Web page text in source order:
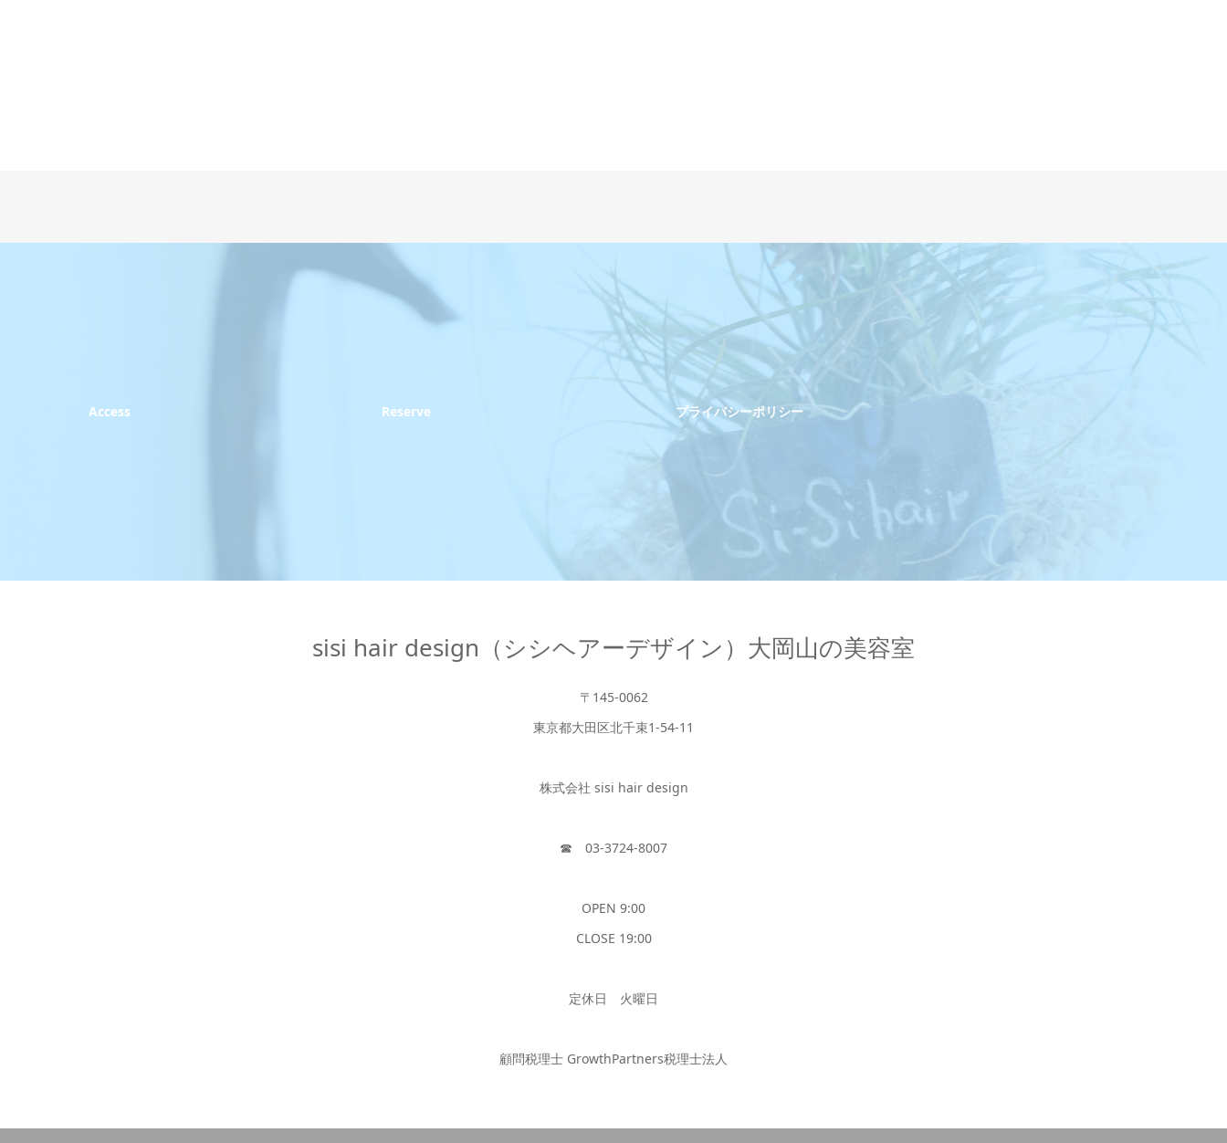
Access Reserve プライバシーポリシー
sisi hair design（シシヘアーデザイン）大岡山の美容室
〒145-0062
東京都大田区北千束1-54-11
株式会社 sisi hair design
☎︎ 03-3724-8007
OPEN 9:00
CLOSE 19:00
定休日 火曜日
顧問税理士 GrowthPartners税理士法人